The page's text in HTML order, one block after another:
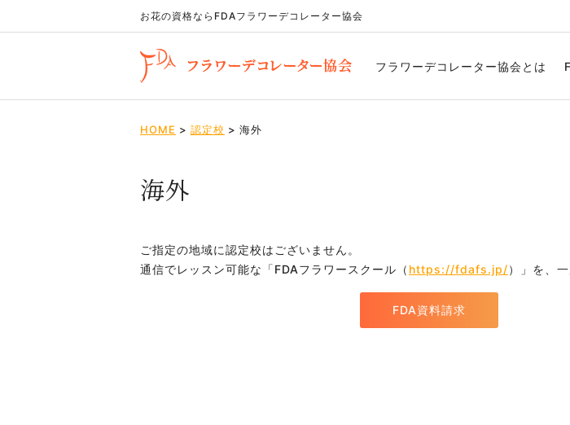
お花の資格ならFDAフラワーデコレーター協会
フラワーデコレーター協会とは
HOME > 認定校 > 海外
海外
ご指定の地域に認定校はございません。
通信でレッスン可能な「FDAフラワースクール（ https://fdafs.jp/）」を、
FDA資料請求